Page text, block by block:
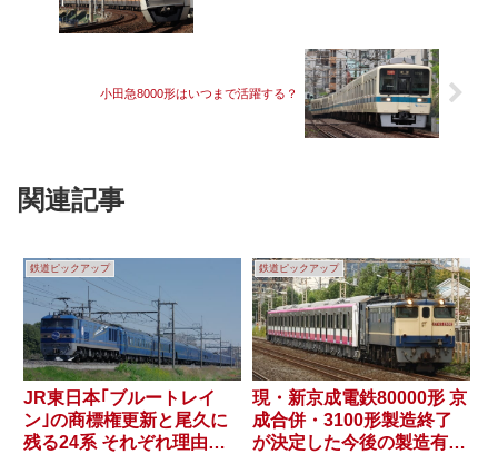
小田急8000形はいつまで活躍する？
関連記事
鉄道ピックアップ
JR東日本｢ブルートレイ
ン｣の商標権更新と尾久に
残る24系 それぞれ理由
鉄道ピックアップ
現・新京成電鉄80000形 京
成合併・3100形製造終了
が決定した今後の製造有無